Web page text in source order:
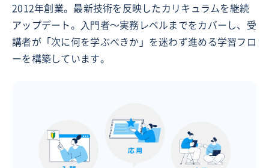
2012年創業。最新技術を反映したカリキュラムを継続
アップデート。⼊⾨者〜実務レベルまでをカバーし、受
講者が「次に何を学ぶべきか」を迷わず進める学習フロ
ーを構築しています。